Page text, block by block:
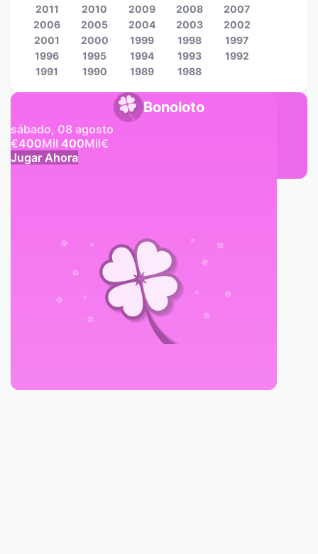
Bonoloto
sábado, 08 agosto
€400Mil 400Mil€
Jugar Ahora
2011
2010 2009 2008
2007
2006
2005 2004 2003
2002
2001
2000 1999 1998
1997
1996
1995 1994 1993
1992
1991
1990 1989 1988